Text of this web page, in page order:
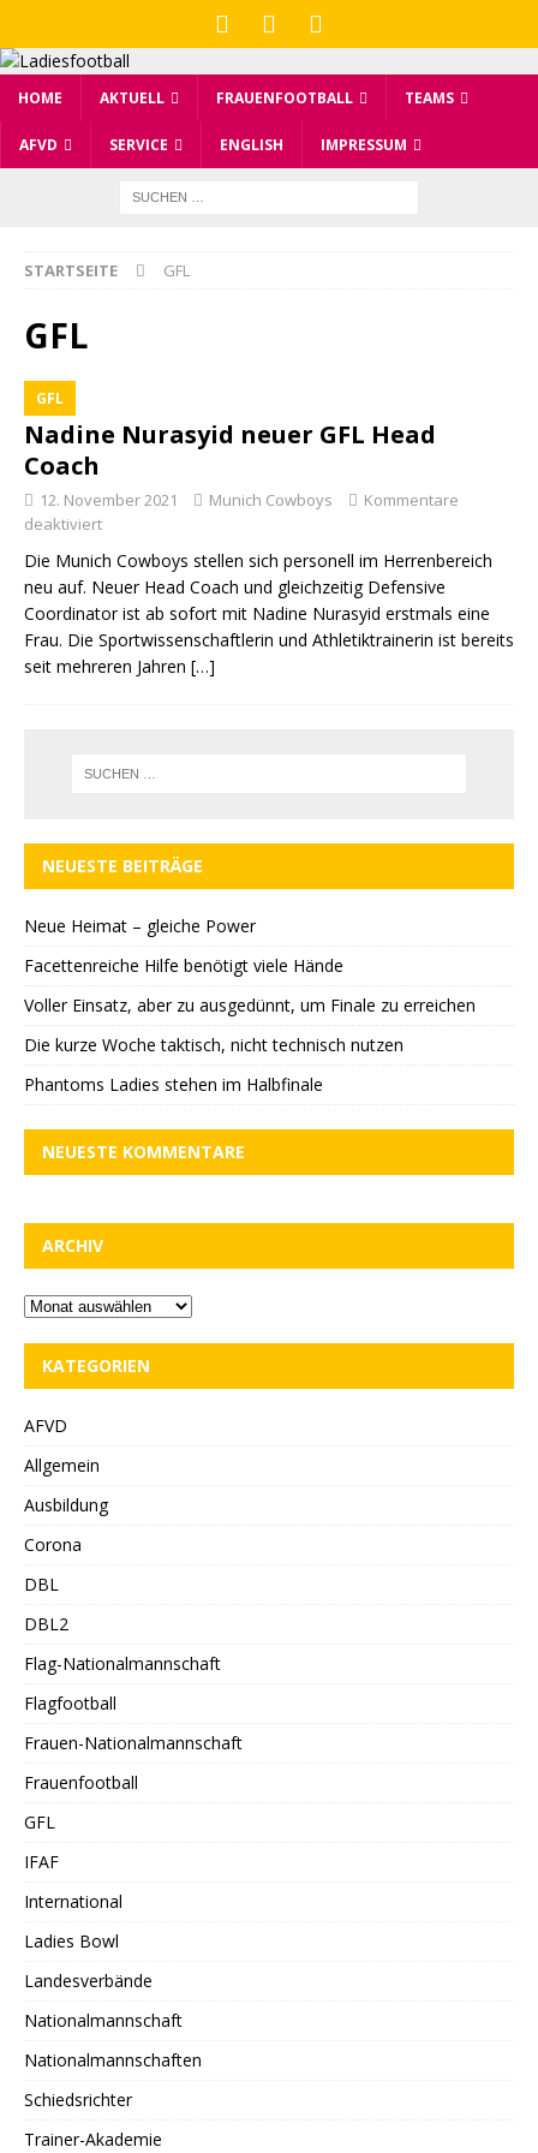
HOME AKTUELL FRAUENFOOTBALL TEAMS
AFVD SERVICE ENGLISH IMPRESSUM
STARTSEITE GFL
GFL
GFL
Nadine Nurasyid neuer GFL Head
Coach
12. November 2021 Munich Cowboys
Kommentare
deaktiviert
Die Munich Cowboys stellen sich personell im Herrenbereich
neu auf. Neuer Head Coach und gleichzeitig Defensive
Coordinator ist ab sofort mit Nadine Nurasyid erstmals eine
Frau. Die Sportwissenschaftlerin und Athletiktrainerin ist bereits
seit mehreren Jahren […]
NEUESTE BEITRÄGE
Neue Heimat – gleiche Power
Facettenreiche Hilfe benötigt viele Hände
Voller Einsatz, aber zu ausgedünnt, um Finale zu erreichen
Die kurze Woche taktisch, nicht technisch nutzen
Phantoms Ladies stehen im Halbfinale
NEUESTE KOMMENTARE
ARCHIV
KATEGORIEN
AFVD
Allgemein
Ausbildung
Corona
DBL
DBL2
Flag-Nationalmannschaft
Flagfootball
Frauen-Nationalmannschaft
Frauenfootball
GFL
IFAF
International
Ladies Bowl
Landesverbände
Nationalmannschaft
Nationalmannschaften
Schiedsrichter
Trainer-Akademie